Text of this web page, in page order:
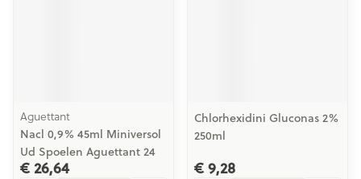
Aguettant
Nacl 0,9% 45ml Miniversol
Ud Spoelen Aguettant 24
€ 26,64
Chlorhexidini Gluconas 2%
250ml
€ 9,28